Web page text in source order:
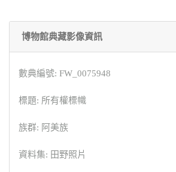
博物館典藏影像資訊
數典編號: FW_0075948
標題: 所有權標幟
族群: 阿美族
資料集: 田野照片